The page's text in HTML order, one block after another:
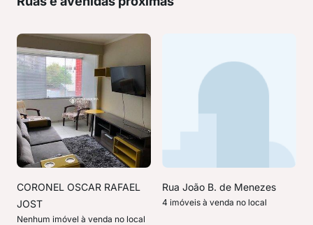
CORONEL OSCAR RAFAEL
JOST
Nenhum imóvel à venda no local
Rua João B. de Menezes
4 imóveis à venda no local